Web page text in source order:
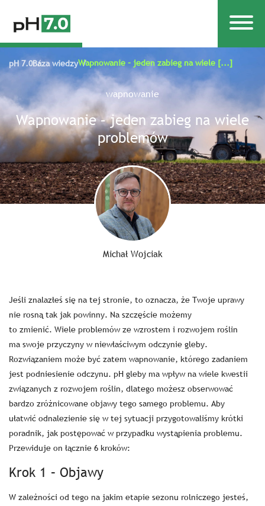
pH 7.0Baza wiedzyWapnowanie – jeden zabieg na wiele [...]
wapnowanie
Wapnowanie – jeden zabieg na wiele
problemów
Michał Wojciak
Jeśli znalazłeś się na tej stronie, to oznacza, że Twoje uprawy
nie rosną tak jak powinny. Na szczęście możemy
to zmienić. Wiele problemów ze wzrostem i rozwojem roślin
ma swoje przyczyny w niewłaściwym odczynie gleby.
Rozwiązaniem może być zatem wapnowanie, którego zadaniem
jest podniesienie odczynu. pH gleby ma wpływ na wiele kwestii
związanych z rozwojem roślin, dlatego możesz obserwować
bardzo zróżnicowane objawy tego samego problemu. Aby
ułatwić odnalezienie się w tej sytuacji przygotowaliśmy krótki
poradnik, jak postępować w przypadku wystąpienia problemu.
Przewiduje on łącznie 6 kroków:
Krok 1 – Objawy
W zależności od tego na jakim etapie sezonu rolniczego jesteś,